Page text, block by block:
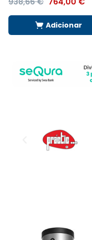
Adicionar